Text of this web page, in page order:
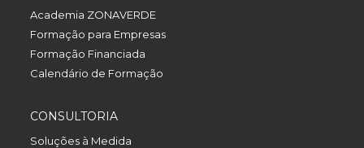
Academia ZONAVERDE
Formação para Empresas
Formação Financiada
Calendário de Formação
CONSULTORIA
Soluções à Medida